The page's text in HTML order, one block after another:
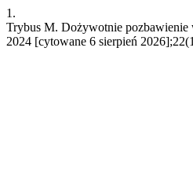
1.
Trybus M. Dożywotnie pozbawienie
2024 [cytowane 6 sierpień